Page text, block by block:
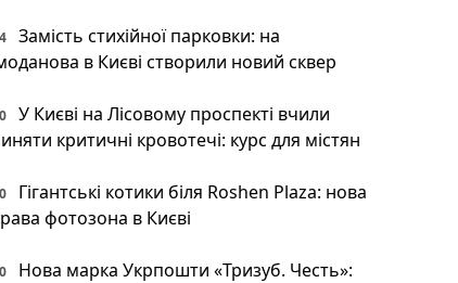
Замість стихійної парковки: на
в Києві створили новий сквер
У Києві на Лісовому проспекті вчили
критичні кровотечі: курс для містян
Гігантські котики біля Roshen Plaza: нова
фотозона в Києві
Нова марка Укрпошти «Тризуб. Честь»: